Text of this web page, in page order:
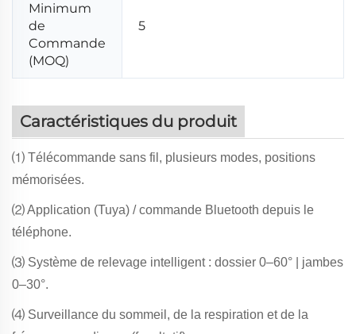
Minimum
de
Commande
(MOQ)
5
Caractéristiques du produit
⑴ Télécommande sans fil, plusieurs modes, positions
mémorisées.
⑵ Application (Tuya) / commande Bluetooth depuis le
téléphone.
⑶ Système de relevage intelligent : dossier 0–60° | jambes
0–30°.
⑷ Surveillance du sommeil, de la respiration et de la